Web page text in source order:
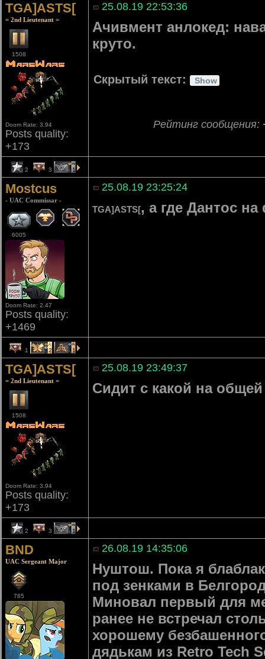
TGA]ASTS[
= 2nd Lieutenant =
1508
Doom Rate: 3.94
Posts quality:
+173
25.08.19 22:53:36
Ачивмент анлокед:
круто.
Скрытый текст:
Рейтинг сообщения:
2 3 1
Mostcus
- UAC Commissar -
6005
Doom Rate: 2.47
Posts quality:
+1469
25.08.19 23:25:24
TGA]ASTS[, а где Дантос на
1 2 1
TGA]ASTS[
= 2nd Lieutenant =
1508
Doom Rate: 3.94
Posts quality:
+173
25.08.19 23:49:37
Сидит с какой на общей
2 3 1
BND
UAC Sergeant Major
785
26.08.19 14:35:06
Нуштош. Пока я
под зенками в
Миновал первый для
ранее не встречал
хорошему
дядькам из Retro Tech